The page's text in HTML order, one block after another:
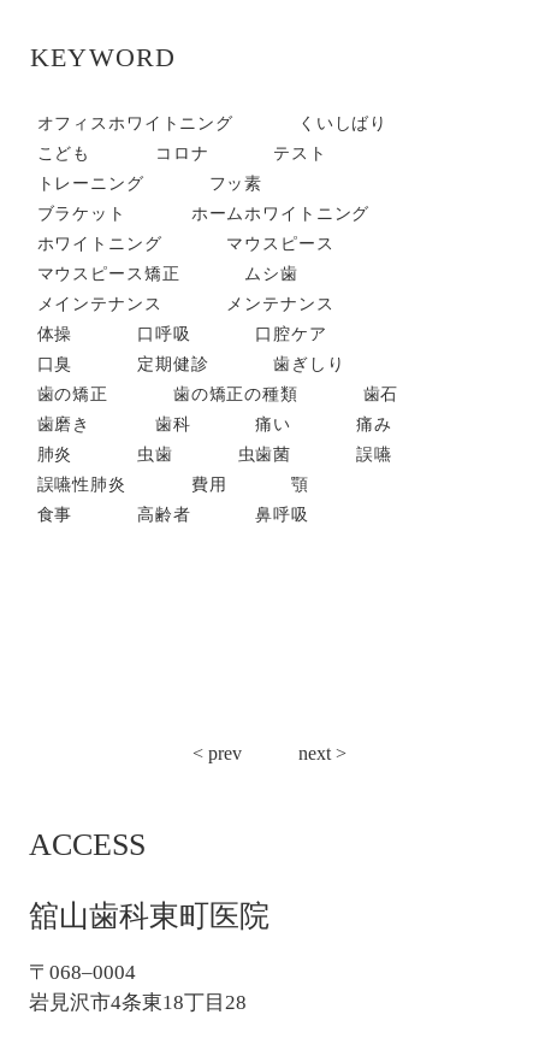
KEYWORD
オフィスホワイトニング
くいしばり
こども
コロナ
テスト
トレーニング
フッ素
ブラケット
ホームホワイトニング
ホワイトニング
マウスピース
マウスピース矯正
ムシ歯
メインテナンス
メンテナンス
体操
口呼吸
口腔ケア
口臭
定期健診
歯ぎしり
歯の矯正
歯の矯正の種類
歯石
歯磨き
歯科 痛い
痛み
肺炎
虫歯 虫歯菌
誤嚥
誤嚥性肺炎
費用
顎
食事
高齢者 鼻呼吸
< prev next >
ACCESS
舘山歯科東町医院
〒068–0004
岩見沢市4条東18丁目28